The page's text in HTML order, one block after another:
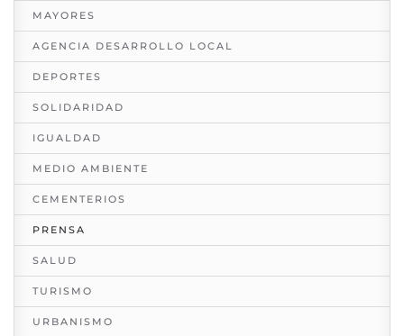
MAYORES
AGENCIA DESARROLLO LOCAL
DEPORTES
SOLIDARIDAD
IGUALDAD
MEDIO AMBIENTE
CEMENTERIOS
PRENSA
SALUD
TURISMO
URBANISMO